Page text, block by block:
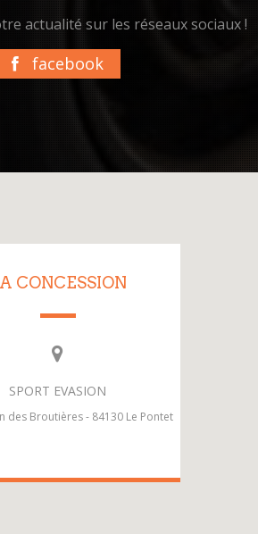
actualité sur les réseaux sociaux !
facebook
CONCESSION
SPORT EVASION
des Broutières - 84130 Le Pontet